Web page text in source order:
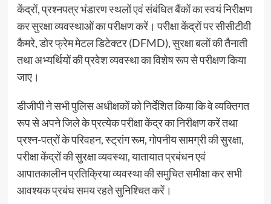
केंद्रों, प्रश्नपत्र भंडारण स्थलों एवं संबंधित बैंकों का स्वयं निरीक्षण
कर सुरक्षा व्यवस्थाओं का परीक्षण करें। परीक्षा केंद्रों पर सीसीटीवी
कैमरे, डोर फ्रेम मेटल डिटेक्टर (DFMD), सुरक्षा बलों की तैनाती
तथा अभ्यर्थियों की प्रवेश व्यवस्था का विशेष रूप से परीक्षण किया
जाए।
डीजीपी ने सभी पुलिस अधीक्षकों को निर्देशित किया कि वे व्यक्तिगत
रूप से अपने जिले के प्रत्येक परीक्षा केंद्र का निरीक्षण करें तथा
प्रश्न-पत्रों के परिवहन, स्ट्रांग रूम, गोपनीय सामग्री की सुरक्षा,
परीक्षा केंद्रों की सुरक्षा व्यवस्था, यातायात प्रबंधन एवं
आपातकालीन प्रतिक्रिया व्यवस्था की समुचित समीक्षा कर सभी
आवश्यक प्रबंध समय रहते सुनिश्चित करें।